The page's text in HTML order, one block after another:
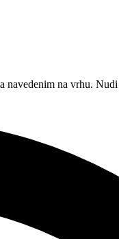
navedenim na vrhu.